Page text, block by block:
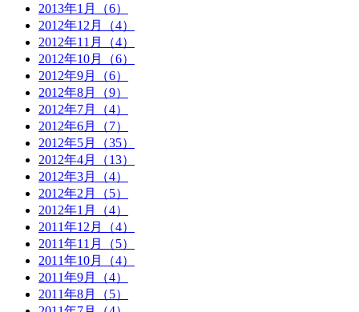
2013年1月（6）
2012年12月（4）
2012年11月（4）
2012年10月（6）
2012年9月（6）
2012年8月（9）
2012年7月（4）
2012年6月（7）
2012年5月（35）
2012年4月（13）
2012年3月（4）
2012年2月（5）
2012年1月（4）
2011年12月（4）
2011年11月（5）
2011年10月（4）
2011年9月（4）
2011年8月（5）